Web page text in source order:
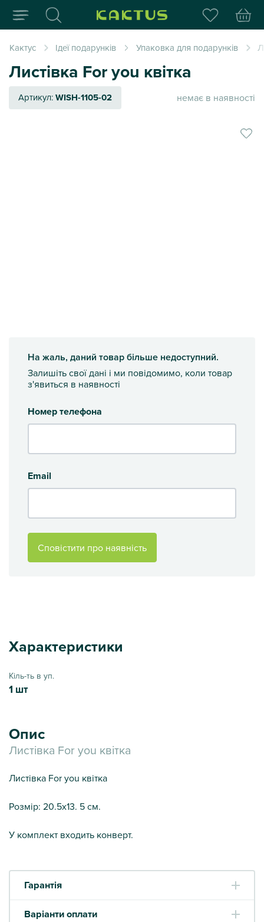
Інтернет-магазин
Кактус Ідеї подарунків Упаковка для подарунків
Листівка For you квітка
Артикул:WISH-1105-02 немає в наявності
На жаль, даний товар більше недоступний.
Залишіть свої дані і ми повідомимо, коли товар
з'явиться в наявності
Номер телефона
Email
Сповістити про наявність
Характеристики
Кіль-ть в уп.
1 шт
Опис
Листівка For you квітка
Листівка For you квітка
Розмір: 20.5х13. 5 см.
У комплект входить конверт.
Гарантія
Варіанти оплати